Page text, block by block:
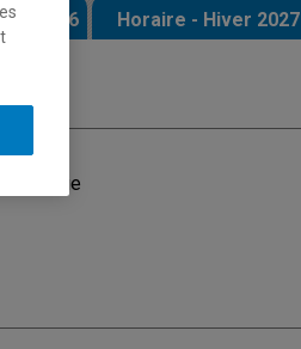
2026 Horaire - Hiver 2027